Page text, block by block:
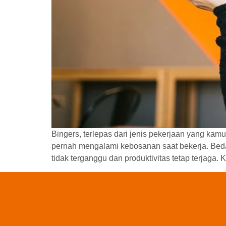
Bingers, terlepas dari jenis pekerjaan yang
pernah mengalami kebosanan saat bekerja.
tidak terganggu dan produktivitas tetap terjaga.